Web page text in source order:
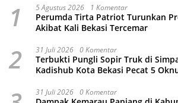
1 5 Agustus 2026 1 Komentar
Perumda Tirta Patriot Turunkan
Akibat Kali Bekasi Tercemar
2 31 Juli 2026 0 Komentar
Terbukti Pungli Sopir Truk di
Kadishub Kota Bekasi Pecat 5
31 Juli 2026 0 Komentar